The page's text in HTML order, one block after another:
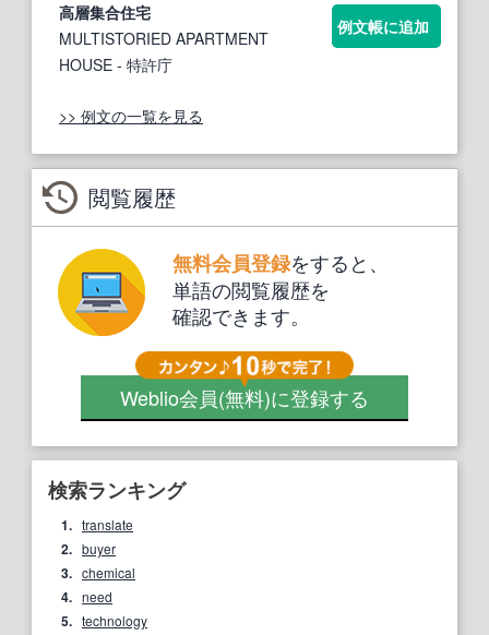
高層集合住宅
MULTISTORIED APARTMENT
HOUSE - 特許庁
例文帳に追加
>> 例文の一覧を見る
閲覧履歴
無料会員登録をすると、
単語の閲覧履歴を
確認できます。
Weblio会員(無料)に登録する
検索ランキング
1. translate
2. buyer
3. chemical
4. need
5. technology